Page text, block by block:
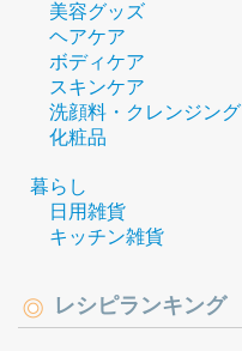
美容グッズ
ヘアケア
ボディケア
スキンケア
洗顔料・クレンジング
化粧品
暮らし
日用雑貨
キッチン雑貨
レシピランキング